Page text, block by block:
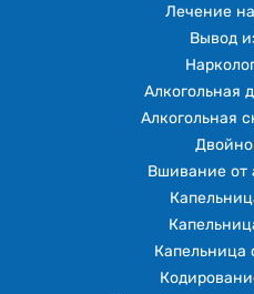
Лечение
Вывод
Алкогольная
Алкогольная
Вшивание от
Капельница